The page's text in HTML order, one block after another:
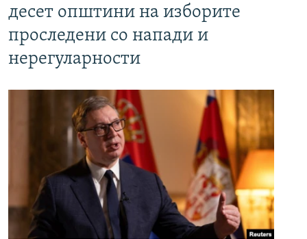
десет општини на изборите
проследени со напади и
нерегуларности